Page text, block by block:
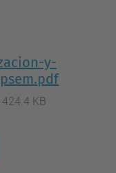
y-
424.4 KB